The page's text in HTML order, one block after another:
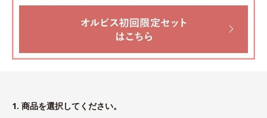
1. 商品を選択してください。